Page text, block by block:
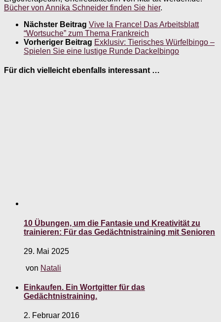
Bücher von Annika Schneider finden Sie hier.
Nächster Beitrag Vive la France! Das Arbeitsblatt
“Wortsuche” zum Thema Frankreich
Vorheriger Beitrag Exklusiv: Tierisches Würfelbingo –
Spielen Sie eine lustige Runde Dackelbingo
Für dich vielleicht ebenfalls interessant …
10 Übungen, um die Fantasie und Kreativität zu
trainieren: Für das Gedächtnistraining mit Senioren
29. Mai 2025
von Natali
Einkaufen. Ein Wortgitter für das
Gedächtnistraining.
2. Februar 2016